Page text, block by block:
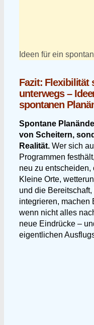
Ideen für ein
Fazit: Flexibilität
unterwegs –
spontanen
Spontane
von Scheitern,
Realität. Wer sich
Programmen
neu zu entscheiden,
Kleine Orte,
und die
integrieren, machen
wenn nicht alles
neue Eindrücke –
eigentlichen